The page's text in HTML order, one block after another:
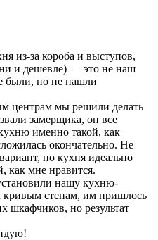
из-за короба и выступов,
и дешевле) — это не наш
были, но не нашли
центрам мы решили делать
замерщика, он все
именно такой, как
окончательно. Не
но кухня идеально
как мне нравится.
нашу кухню-
кривым стенам, им пришлось
шкафчиков, но результат